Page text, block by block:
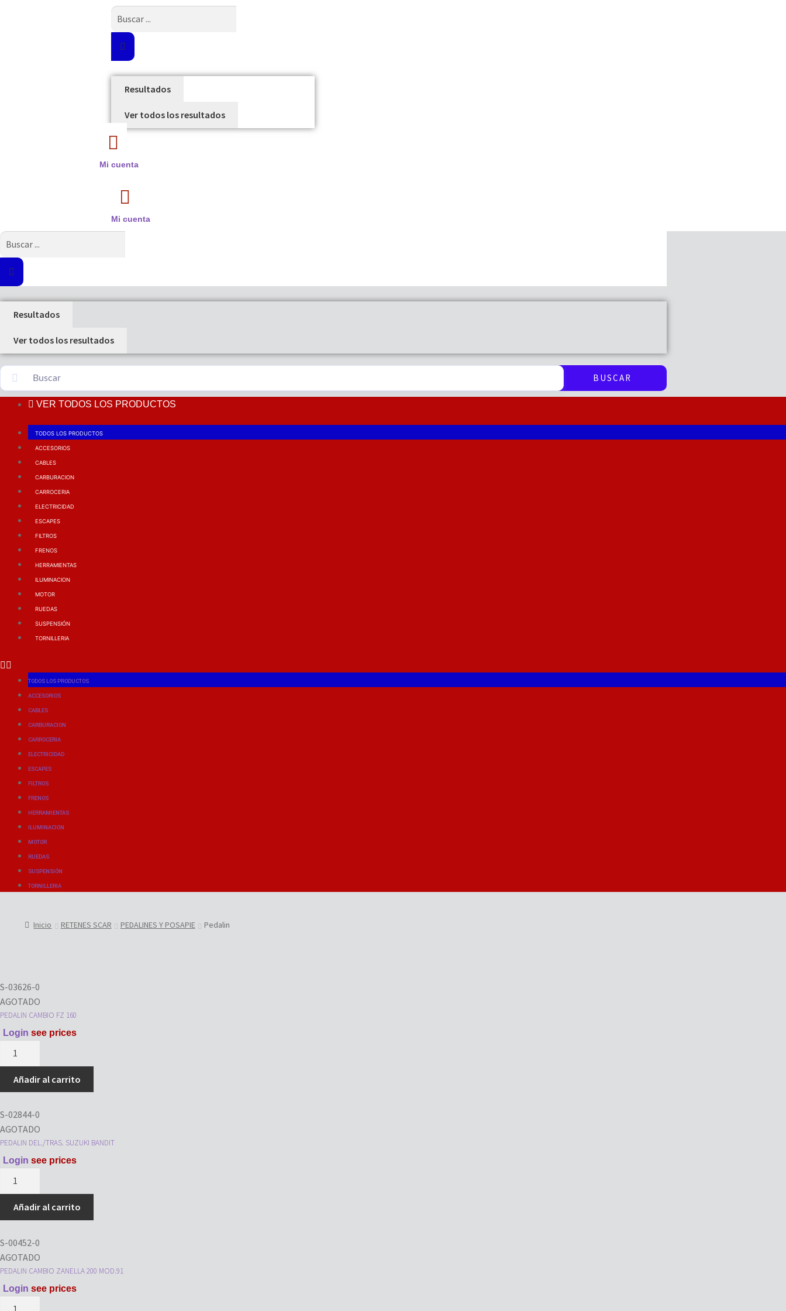
Resultados
Ver todos los resultados
Mi cuenta
Mi cuenta
Resultados
Ver todos los resultados
BUSCAR
VER TODOS LOS PRODUCTOS
TODOS LOS PRODUCTOS
ACCESORIOS
CABLES
CARBURACION
CARROCERIA
ELECTRICIDAD
ESCAPES
FILTROS
FRENOS
HERRAMIENTAS
ILUMINACION
MOTOR
RUEDAS
SUSPENSIÓN
TORNILLERIA
TODOS LOS PRODUCTOS
ACCESORIOS
CABLES
CARBURACION
CARROCERIA
ELECTRICIDAD
ESCAPES
FILTROS
FRENOS
HERRAMIENTAS
ILUMINACION
MOTOR
RUEDAS
SUSPENSIÓN
TORNILLERIA
Inicio RETENES SCAR PEDALINES Y POSAPIE Pedalin
S-03626-0
AGOTADO
PEDALIN CAMBIO FZ 160
Login see prices
160
Añadir al carrito
S-02844-0
AGOTADO
PEDALIN DEL./TRAS. SUZUKI BANDIT
Login see prices
SUZUKI
BANDIT
Añadir al carrito
S-00452-0
AGOTADO
PEDALIN CAMBIO ZANELLA 200 MOD.91
Login see prices